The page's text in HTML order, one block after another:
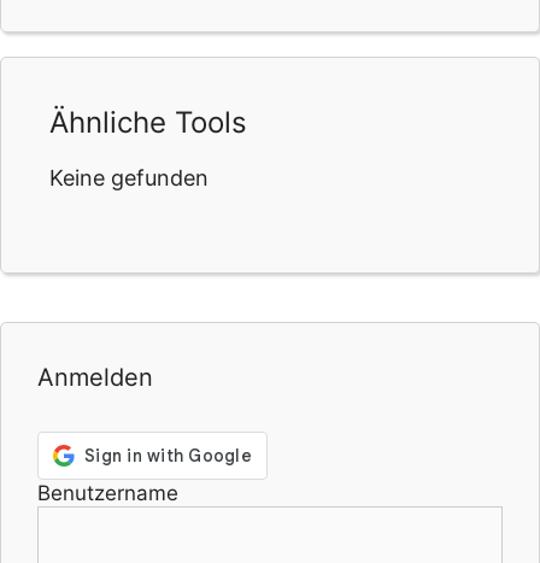
Ähnliche Tools
Keine gefunden
Anmelden
Benutzername